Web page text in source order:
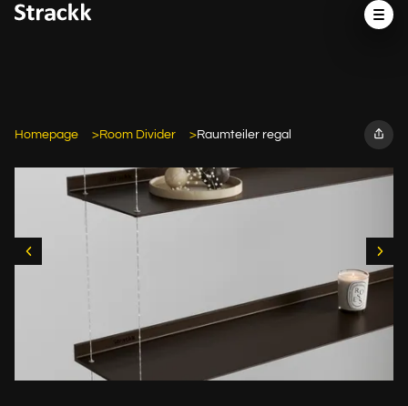
Homepage Room Divider Raumteiler regal